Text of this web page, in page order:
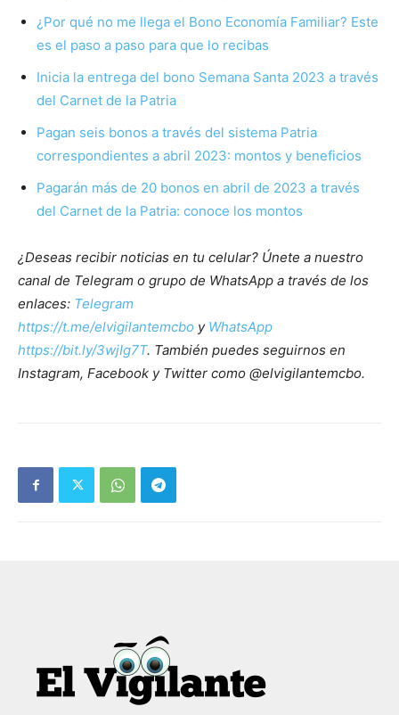
¿Por qué no me llega el Bono Economía Familiar? Este
es el paso a paso para que lo recibas
Inicia la entrega del bono Semana Santa 2023 a través
del Carnet de la Patria
Pagan seis bonos a través del sistema Patria
correspondientes a abril 2023: montos y beneficios
Pagarán más de 20 bonos en abril de 2023 a través
del Carnet de la Patria: conoce los montos
¿Deseas recibir noticias en tu celular? Únete a nuestro
canal de Telegram o grupo de WhatsApp a través de los
enlaces: Telegram
https://t.me/elvigilantemcbo y WhatsApp
https://bit.ly/3wjIg7T. También puedes seguirnos en
Instagram, Facebook y Twitter como @elvigilantemcbo.